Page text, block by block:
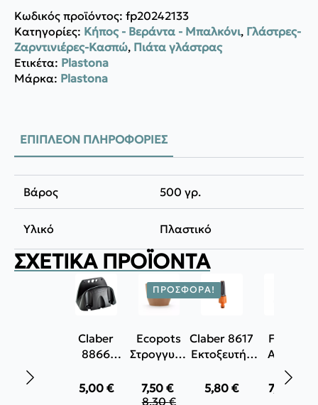
ρόδες
ποσότητα
Κωδικός προϊόντος: fp20242133
Κατηγορίες: Κήπος - Βεράντα - Μπαλκόνι, Γλάστρες-
Ζαρντινιέρες-Κασπώ, Πιάτα γλάστρας
Ετικέτα: Plastona
Μάρκα: Plastona
ΕΠΙΠΛΈΟΝ ΠΛΗΡΟΦΟΡΊΕΣ
Βάρος 500 γρ.
Υλικό Πλαστικό
ΣΧΕΤΙΚΆ ΠΡΟΪΌΝΤΑ
Claber
8866
για
5,00 €
ΠΡΟΣΦΟΡΆ!
Ecopots
Στρογγυλό
Stockholm
8,30€
Original
7,50€
Η
Claber 8617
Εκτοξευτής
ρυθμιζόμενος
5,80€
Forge
Adour
Ανοξείδωτο
σύρμα
7,70